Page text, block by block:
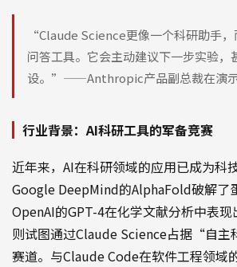
“Claude Science更像一个科研助手
问答工具。它会主动建议下一步实验，
设。”——Anthropic产品副总裁在演示
行业背景：AI科研工具的军备竞赛
近年来，AI在科研领域的应用已成为科
Google DeepMind的AlphaFold破解了
OpenAI的GPT-4在化学文献分析中表
则试图通过Claude Science占据“自
赛道。与Claude Code在软件工程领域